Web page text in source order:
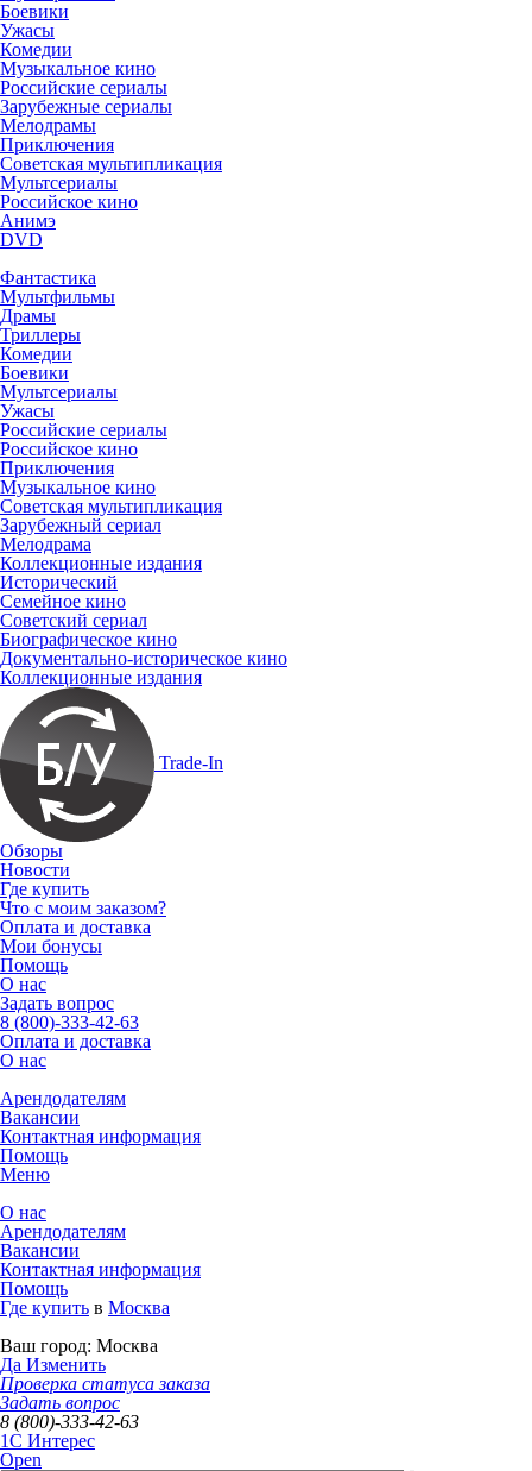
Боевики
Ужасы
Комедии
Музыкальное кино
Российские сериалы
Зарубежные сериалы
Мелодрамы
Приключения
Советская мультипликация
Мультсериалы
Российское кино
Анимэ
DVD
Фантастика
Мультфильмы
Драмы
Триллеры
Комедии
Боевики
Мультсериалы
Ужасы
Российские сериалы
Российское кино
Приключения
Музыкальное кино
Советская мультипликация
Зарубежный сериал
Мелодрама
Коллекционные издания
Исторический
Семейное кино
Советский сериал
Биографическое кино
Документально-историческое кино
Коллекционные издания
Trade-In
Обзоры
Новости
Где купить
Что с моим заказом?
Оплата и доставка
Мои бонусы
Помощь
О нас
Задать вопрос
8 (800)-333-42-63
Оплата и доставка
О нас
Арендодателям
Вакансии
Контактная информация
Помощь
Меню
О нас
Арендодателям
Вакансии
Контактная информация
Помощь
Где купить в Москва
Ваш город: Москва
Да Изменить
Проверка статуса заказа
Задать вопрос
8 (800)-333-42-63
1C Интерес
Open